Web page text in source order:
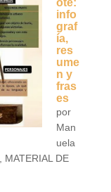
ote:
info
graf
ía,
res
ume
n y
fras
es
por
Man
uela
MATERIAL DE